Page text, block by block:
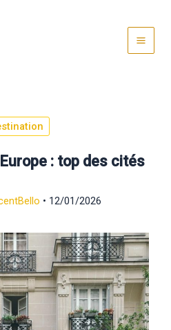
: top des cités
• 12/01/2026